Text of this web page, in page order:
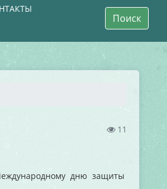
Поиск
11
дню защиты